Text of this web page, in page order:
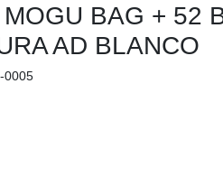
BAG + 52
AD BLANCO
0005